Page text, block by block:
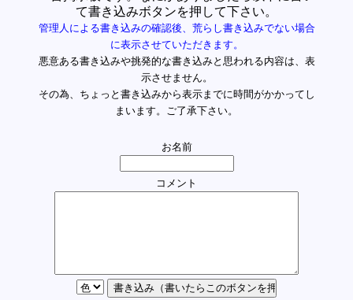
て書き込みボタンを押して下さい。
管理人による書き込みの確認後、荒らし書き込みでない場合
に表示させていただきます。
悪意ある書き込みや挑発的な書き込みと思われる内容は、表
示させません。
その為、ちょっと書き込みから表示までに時間がかかってし
まいます。ご了承下さい。
お名前
コメント